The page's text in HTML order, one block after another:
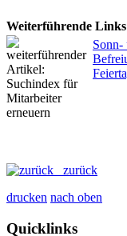
Weiterführende Links
Sonn-
zurück
drucken nach oben
Quicklinks